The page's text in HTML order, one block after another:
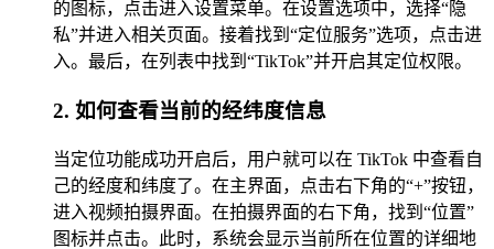
的图标，点击进入设置菜单。在设置选项中，选择“隐
私”并进入相关页面。接着找到“定位服务”选项，点击进
入。最后，在列表中找到“TikTok”并开启其定位权限。
2. 如何查看当前的经纬度信息
当定位功能成功开启后，用户就可以在 TikTok 中查看自
己的经度和纬度了。在主界面，点击右下角的“+”按钮，
进入视频拍摄界面。在拍摄界面的右下角，找到“位置”
图标并点击。此时，系统会显示当前所在位置的详细地